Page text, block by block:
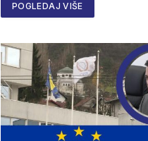
POGLEDAJ VIŠE